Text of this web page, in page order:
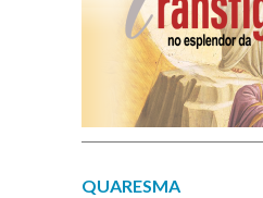
QUARESMA